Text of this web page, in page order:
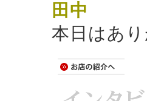
田中
本日はあ